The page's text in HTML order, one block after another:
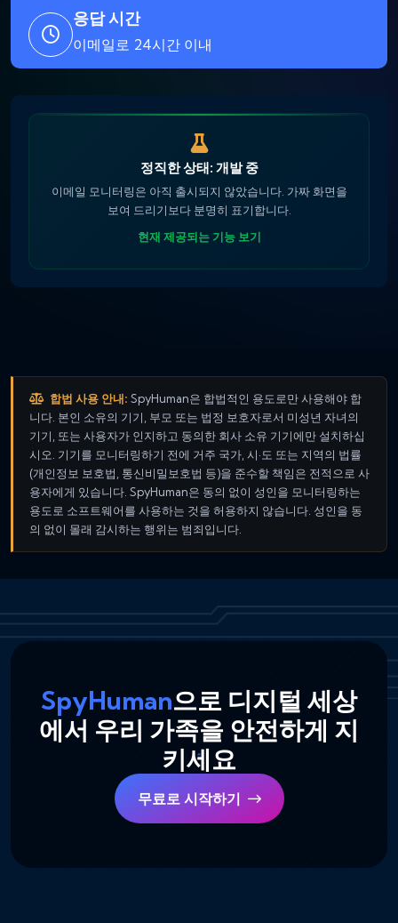
응답 시간
이메일로 24시간 이내
정직한 상태: 개발 중
이메일 모니터링은 아직 출시되지 않았습니다. 가짜 화면을
보여 드리기보다 분명히 표기합니다.
현재 제공되는 기능 보기
합법 사용 안내: SpyHuman은 합법적인 용도로만 사용해야 합
니다. 본인 소유의 기기, 부모 또는 법정 보호자로서 미성년 자녀의
기기, 또는 사용자가 인지하고 동의한 회사 소유 기기에만 설치하십
시오. 기기를 모니터링하기 전에 거주 국가, 시·도 또는 지역의 법률
(개인정보 보호법, 통신비밀보호법 등)을 준수할 책임은 전적으로 사
용자에게 있습니다. SpyHuman은 동의 없이 성인을 모니터링하는
용도로 소프트웨어를 사용하는 것을 허용하지 않습니다. 성인을 동
의 없이 몰래 감시하는 행위는 범죄입니다.
SpyHuman으로 디지털 세상
에서 우리 가족을 안전하게 지
키세요
무료로 시작하기